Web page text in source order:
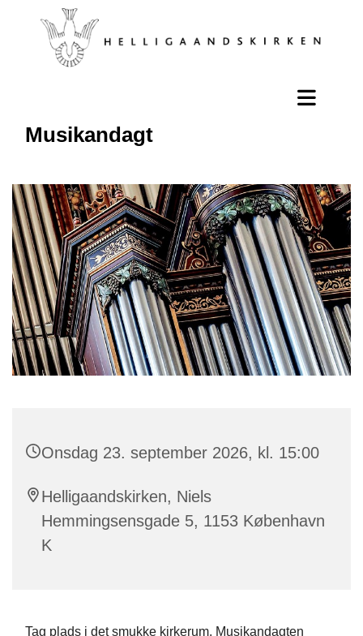
Musikandagt
Onsdag 23. september 2026, kl. 15:00
Helligaandskirken, Niels
Hemmingsensgade 5, 1153 København
K
Tag plads i det smukke kirkerum. Musikandagten